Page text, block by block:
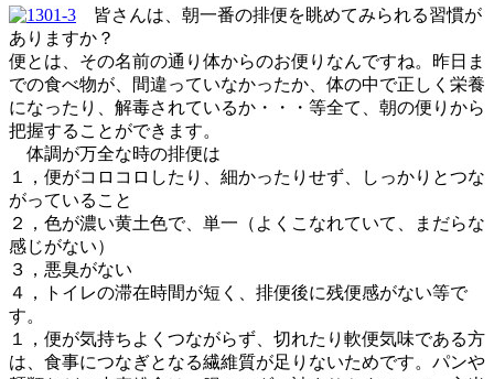
皆さんは、朝一番の排便を眺めてみられる習慣が
ありますか？
便とは、その名前の通り体からのお便りなんですね。昨日ま
での食べ物が、間違っていなかったか、体の中で正しく栄養
になったり、解毒されているか・・・等全て、朝の便りから
把握することができます。
体調が万全な時の排便は
１，便がコロコロしたり、細かったりせず、しっかりとつな
がっていること
２，色が濃い黄土色で、単一（よくこなれていて、まだらな
感じがない）
３，悪臭がない
４，トイレの滞在時間が短く、排便後に残便感がない等で
す。
１，便が気持ちよくつながらず、切れたり軟便気味である方
は、食事につなぎとなる繊維質が足りないためです。パンや